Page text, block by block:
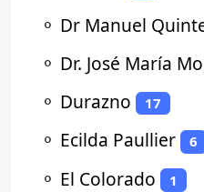
⚬ Dr Manuel
⚬ Dr. José María
⚬ Durazno 17
⚬ Ecilda Paullier 6
⚬ El Colorado 1